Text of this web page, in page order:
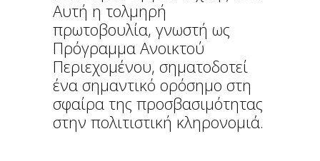
Αυτή η τολμηρή
πρωτοβουλία, γνωστή ως
Πρόγραμμα Ανοικτού
Περιεχομένου, σηματοδοτεί
ένα σημαντικό ορόσημο στη
σφαίρα της προσβασιμότητας
στην πολιτιστική κληρονομιά.